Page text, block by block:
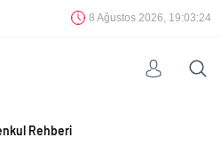
8 Ağustos 2026, 19:03:24
Rehberi